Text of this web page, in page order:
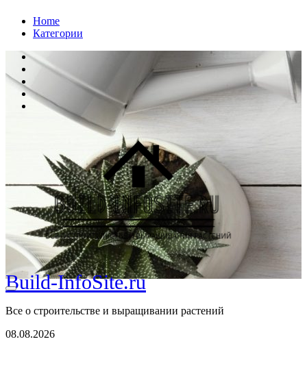
ПерейтиHome
Категории
Build-InfoSite.ru
Все о строительстве и выращивании растений
08.08.2026